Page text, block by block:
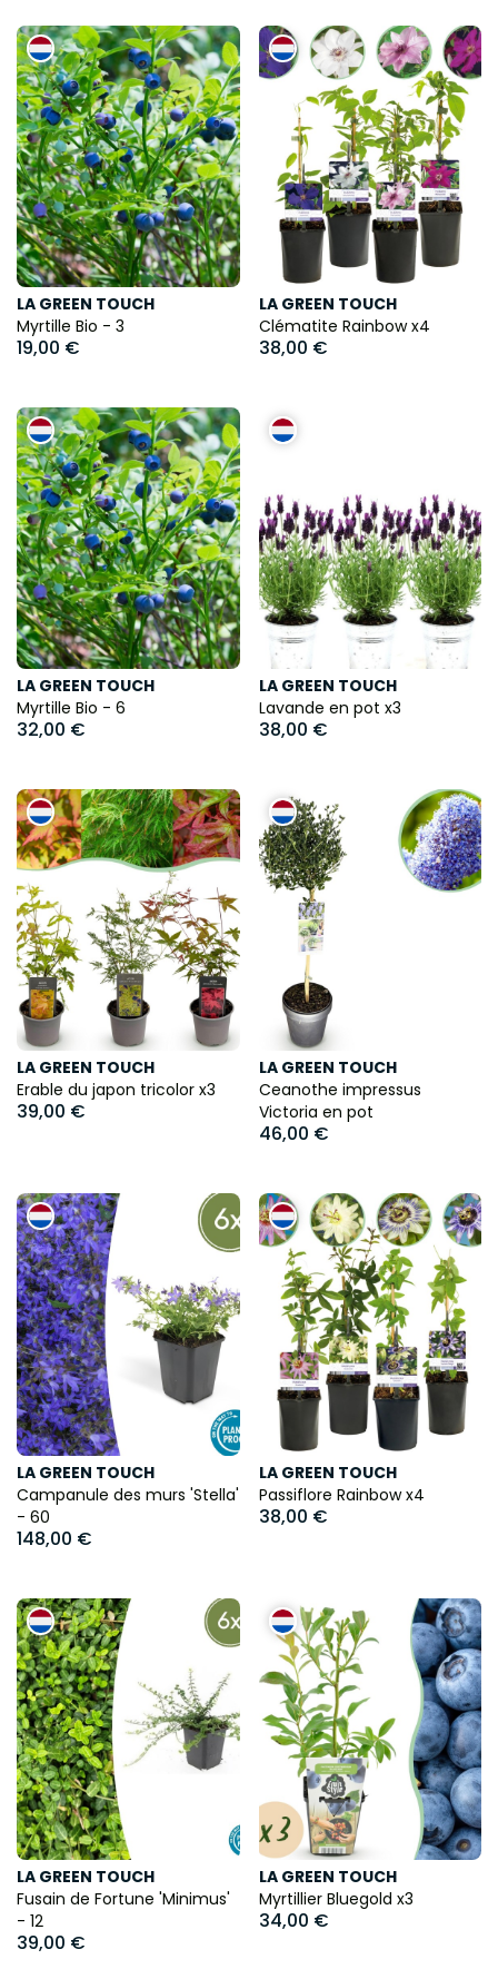
LA GREEN TOUCH
Myrtille Bio - 3
19,00 €
LA GREEN TOUCH
Clématite Rainbow x4
38,00 €
LA GREEN TOUCH
Myrtille Bio - 6
32,00 €
LA GREEN TOUCH
Lavande en pot x3
38,00 €
LA GREEN TOUCH
Erable du japon tricolor x3
39,00 €
LA GREEN TOUCH
Ceanothe impressus
Victoria en pot
46,00 €
LA GREEN TOUCH
Campanule des murs 'Stella'
- 60
148,00 €
LA GREEN TOUCH
Passiflore Rainbow x4
38,00 €
LA GREEN TOUCH
Fusain de Fortune 'Minimus'
- 12
39,00 €
LA GREEN TOUCH
Myrtillier Bluegold x3
34,00 €